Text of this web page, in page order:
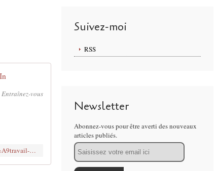
vous
https://www.linkedin.com/posts/laportesouvre_management-relation-t%C3%A9l%C3%A9travail-activity-6651405345585414144-ePKc
Suivez-moi
RSS
Newsletter
Abonnez-vous pour être averti des nouveaux
articles publiés.
Email